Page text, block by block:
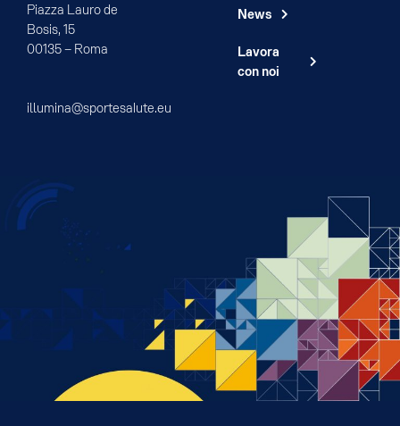
Piazza Lauro de
Bosis, 15
00135 – Roma
illumina@sportesalute.eu
News
Lavora
con noi